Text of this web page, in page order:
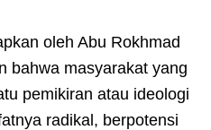
oleh Abu Rokhmad
bahwa masyarakat yang
pemikiran atau ideologi
radikal, berpotensi